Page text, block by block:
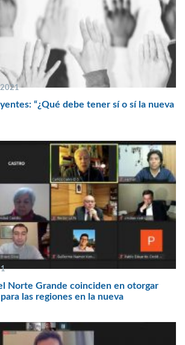
2021
“¿Qué debe tener sí o sí la nueva
Norte Grande coinciden en otorgar
las regiones en la nueva